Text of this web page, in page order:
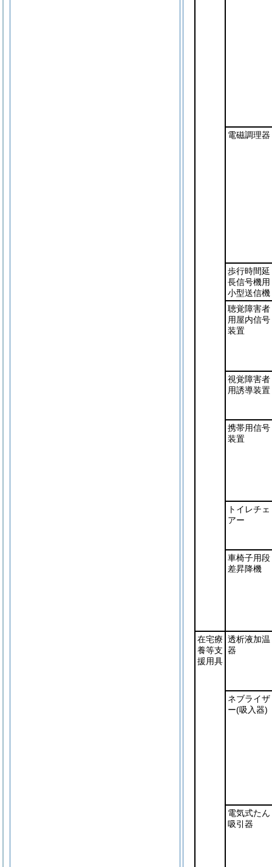
電磁調理器
歩行時間延
長信号機用
小型送信機
聴覚障害者
用屋内信号
装置
視覚障害者
用誘導装置
携帯用信号
装置
トイレチェ
アー
車椅子用段
差昇降機
在宅療
養等支
援用具
透析液加温
器
ネブライザ
ー(吸入器)
電気式たん
吸引器